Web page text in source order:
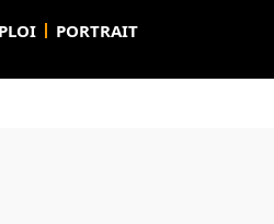
PORTRAIT